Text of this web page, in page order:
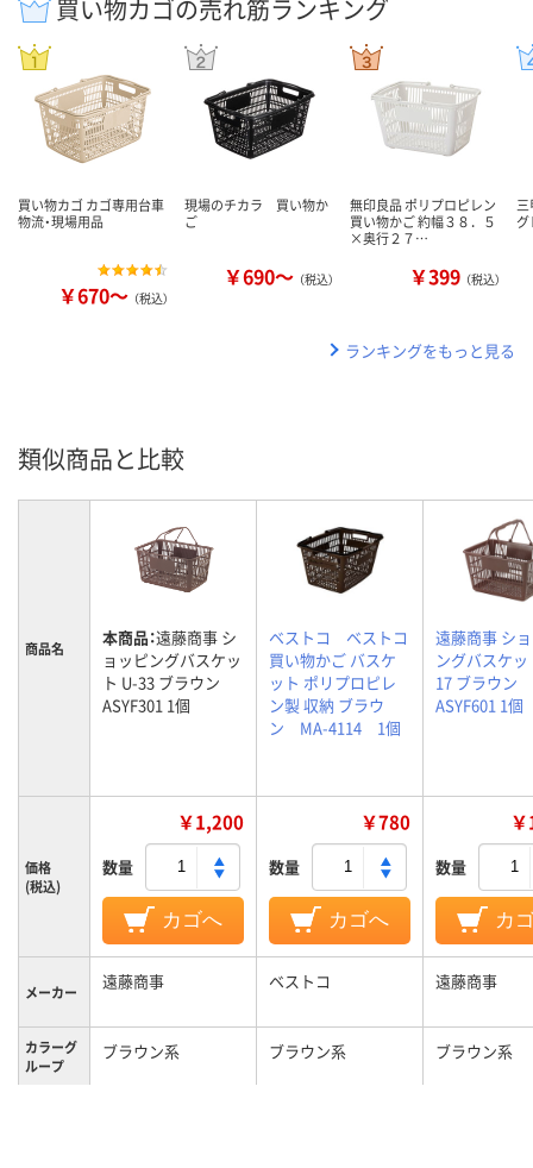
買い物カゴの売れ筋ランキング
買い物カゴ カゴ専用台車
物流・現場用品
￥670～ （税込）
現場のチカラ 買い物か
ご
￥690～ （税込）
無印良品 ポリプロピレン
買い物かご 約幅３８．５
×奥行２７…
￥399 （税込）
ランキングをもっと見る
類似商品と比較
商品名 本商品：遠藤商事 シ
ョッピングバスケッ
ト U-33 ブラウン
ASYF301 1個
ベストコ ベストコ
買い物かご バスケ
ット ポリプロピレ
ン製 収納 ブラウ
ン MA-4114 1個
遠藤商事 シ
ングバスケッ
17 ブラウン
ASYF601 1個
価格
(税込)
￥1,200
数量
カゴへ
￥780
数量
カゴへ
数量
カ
メーカー 遠藤商事 ベストコ 遠藤商事
カラーグ
ループ
ブラウン系 ブラウン系 ブラウン系